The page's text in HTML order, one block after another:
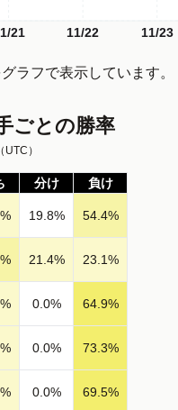
21 11/22 11/23
ラフで表示しています。
ごとの勝率
（UTC）
分け 負け
% 19.8% 54.4%
% 21.4% 23.1%
% 0.0% 64.9%
% 0.0% 73.3%
% 0.0% 69.5%